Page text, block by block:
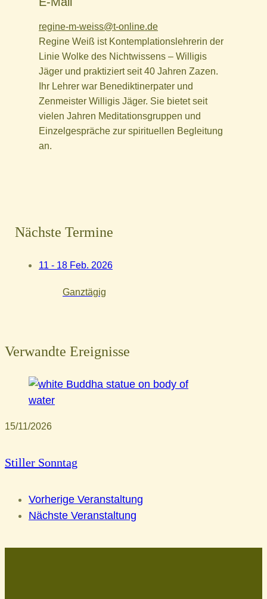
regine-m-weiss@t-online.de
Regine Weiß ist Kontemplationslehrerin der
Linie Wolke des Nichtwissens – Willigis
Jäger und praktiziert seit 40 Jahren Zazen.
Ihr Lehrer war Benediktinerpater und
Zenmeister Willigis Jäger. Sie bietet seit
vielen Jahren Meditationsgruppen und
Einzelgespräche zur spirituellen Begleitung
an.
Nächste Termine
11 - 18 Feb. 2026
Ganztägig
Verwandte Ereignisse
15/11/2026
Stiller Sonntag
Vorherige Veranstaltung
Nächste Veranstaltung